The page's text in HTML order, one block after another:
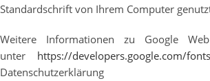
Standardschrift von Ihrem Computer
Weitere Informationen zu Google
unter https://developers.google.com/